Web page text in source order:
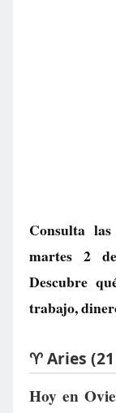
Consulta
martes 2
Descubre
trabajo,
♈ Aries
Hoy en